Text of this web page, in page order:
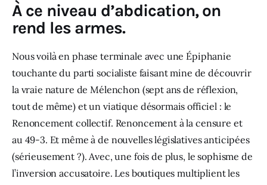
À ce niveau d’abdication, on
rend les armes.
Nous voilà en phase terminale avec une Épiphanie
touchante du parti socialiste faisant mine de découvrir
la vraie nature de Mélenchon (sept ans de réflexion,
tout de même) et un viatique désormais officiel : le
Renoncement collectif. Renoncement à la censure et
au 49-3. Et même à de nouvelles législatives anticipées
(sérieusement ?). Avec, une fois de​ plus, le sophisme de
l’inversion accusatoire. Les boutiques multiplient les